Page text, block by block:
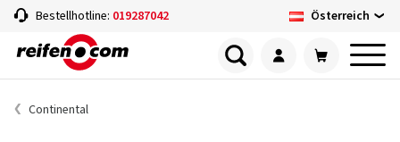
Bestellhotline: 019287042 Österreich
Continental